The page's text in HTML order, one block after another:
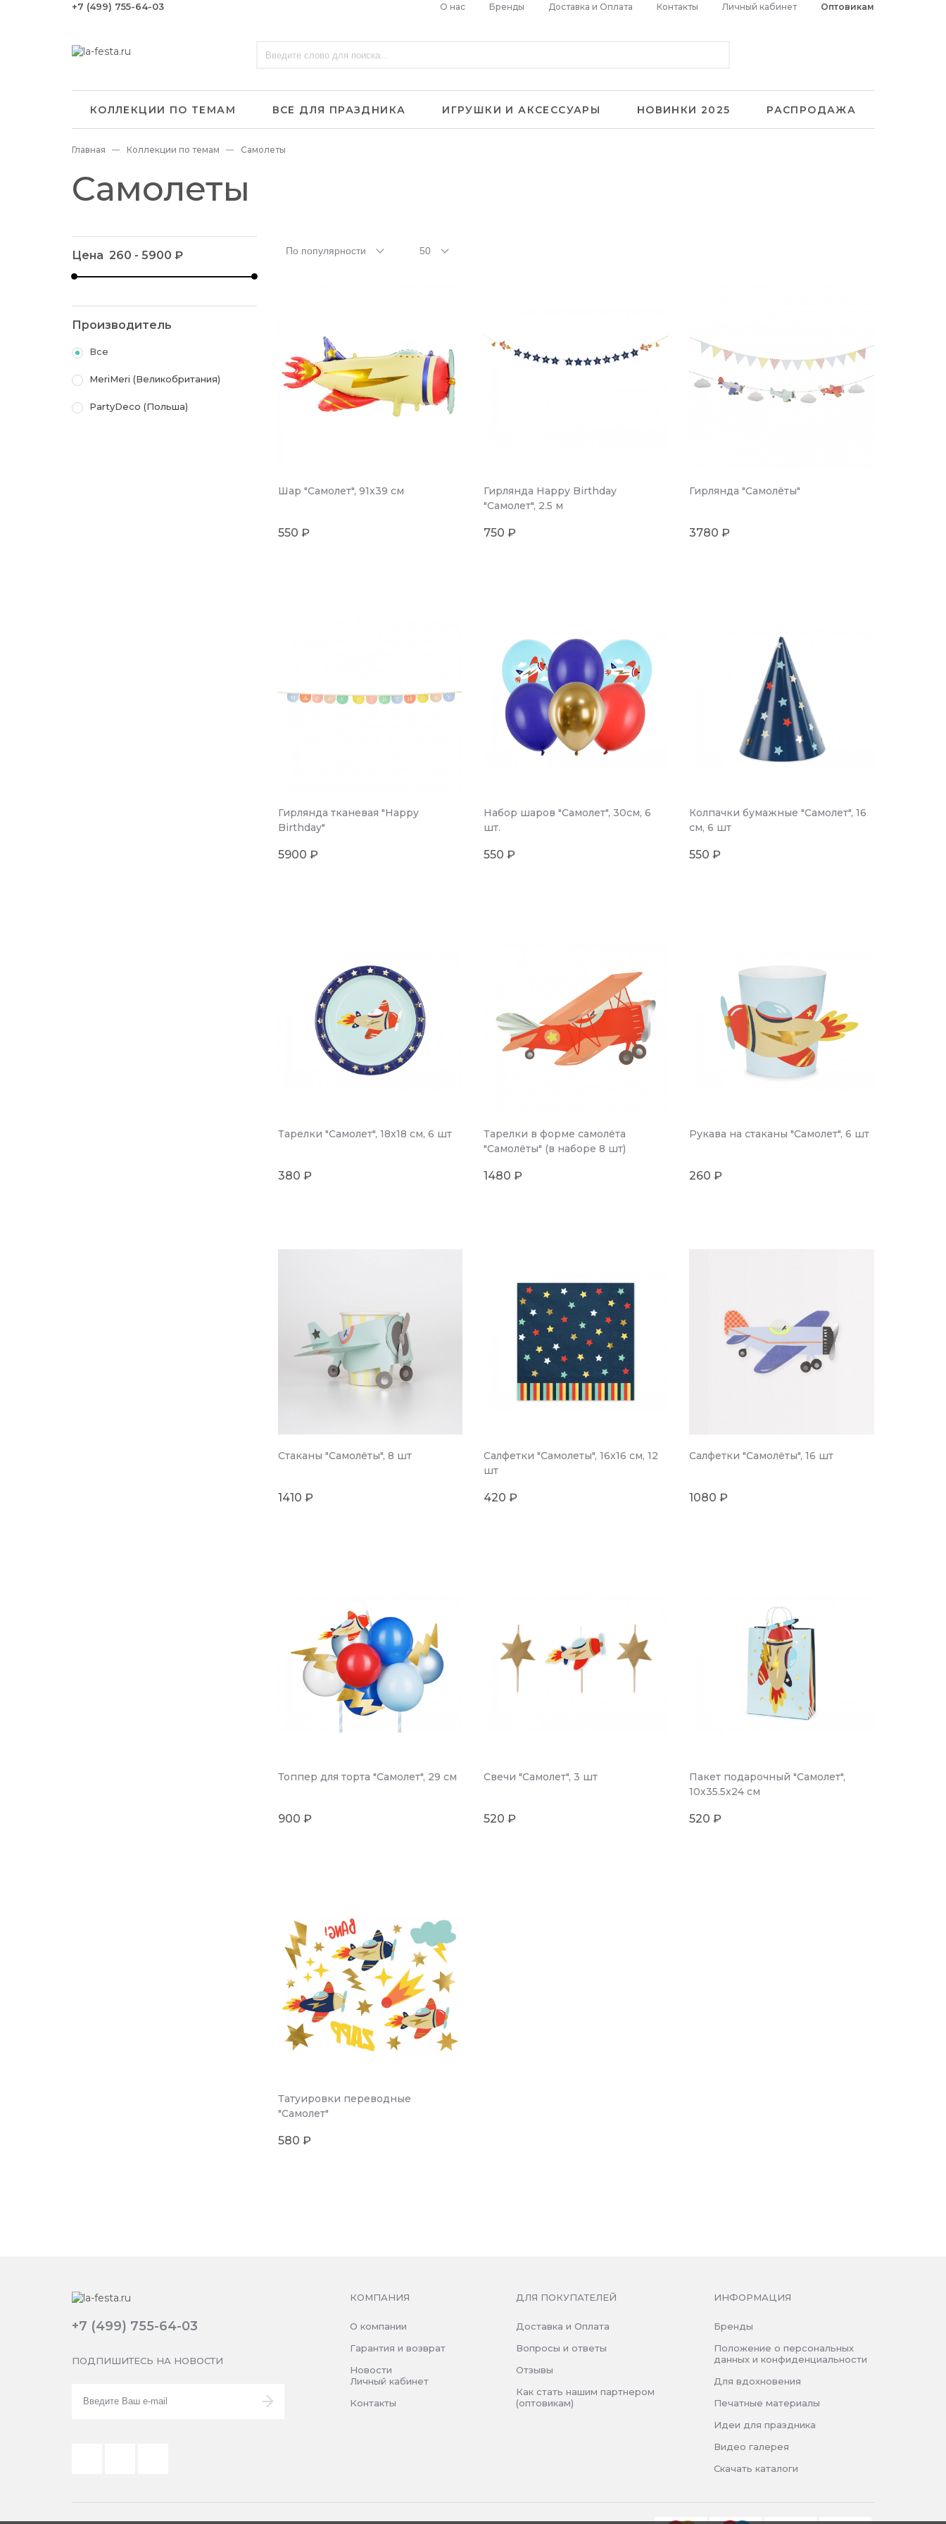
+7 (499) 755-64-03 О нас Бренды Доставка и Оплата Контакты Личный кабинет Оптовикам
КОЛЛЕКЦИИ ПО ТЕМАМ ВСЕ ДЛЯ ПРАЗДНИКА ИГРУШКИ И АКСЕССУАРЫ НОВИНКИ 2025 РАСПРОДАЖА
Главная Коллекции по темам Самолеты
Самолеты
Цена 260 - 5900 ₽
Производитель
Все
MeriMeri (Великобритания)
PartyDeco (Польша)
По популярности 50
Шар "Самолет", 91х39 см
550 ₽
Гирлянда Happy Birthday
"Самолет", 2.5 м
750 ₽
Гирлянда "Самолёты"
3780 ₽
Гирлянда тканевая "Happy
Birthday"
5900 ₽
Набор шаров "Самолет", 30см, 6
шт.
550 ₽
Колпачки бумажные "Самолет", 16
см, 6 шт
550 ₽
Тарелки "Самолет", 18x18 см, 6 шт
380 ₽
Тарелки в форме самолёта
"Самолёты" (в наборе 8 шт)
1480 ₽
Рукава на стаканы "Самолет", 6 шт
260 ₽
Стаканы "Самолёты", 8 шт
1410 ₽
Салфетки "Самолеты", 16x16 см, 12
шт
420 ₽
Салфетки "Самолёты", 16 шт
1080 ₽
Топпер для торта "Самолет", 29 см
900 ₽
Свечи "Самолет", 3 шт
520 ₽
Пакет подарочный "Самолет",
10x35.5x24 см
520 ₽
Татуировки переводные
"Самолет"
580 ₽
+7 (499) 755-64-03
ПОДПИШИТЕСЬ НА НОВОСТИ
КОМПАНИЯ
О компании
Гарантия и возврат
Новости
Личный кабинет
Контакты
ДЛЯ ПОКУПАТЕЛЕЙ
Доставка и Оплата
Вопросы и ответы
Отзывы
Как стать нашим партнером
(оптовикам)
ИНФОРМАЦИЯ
Бренды
Положение о персональных
данных и конфиденциальности
Для вдохновения
Печатные материалы
Идеи для праздника
Видео галерея
Скачать каталоги